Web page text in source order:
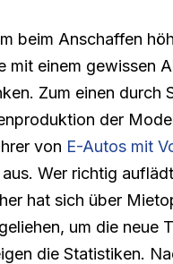
beim Anschaffen
mit einem gewissen
Zum einen
der
von E-Autos mit
Wer richtig
hat sich über
um die neue
die Statistiken.